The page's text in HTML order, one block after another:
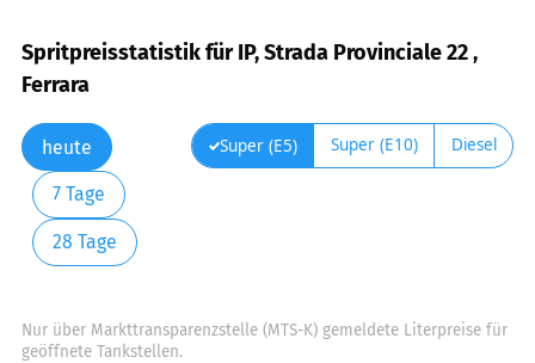
Spritpreisstatistik für IP, Strada Provinciale 22 ,
Ferrara
heute
7 Tage
28 Tage
Super (E5) Super (E10) Diesel
Nur über Markttransparenzstelle (MTS-K) gemeldete Literpreise für
geöffnete Tankstellen.